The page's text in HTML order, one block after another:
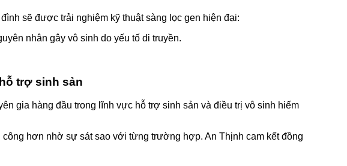
sẽ được trải nghiệm kỹ thuật sàng lọc gen hiện đại:
nhân gây vô sinh do yếu tố di truyền.
trợ sinh sản
gia hàng đầu trong lĩnh vực hỗ trợ sinh sản và điều trị vô sinh hiếm
hơn nhờ sự sát sao với từng trường hợp. An Thịnh cam kết đồng